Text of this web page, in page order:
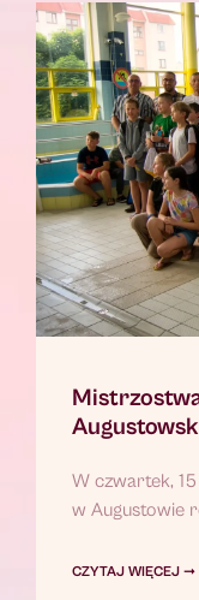
W czwartek,
w Augustowie
CZYTAJ WIĘCEJ ➞